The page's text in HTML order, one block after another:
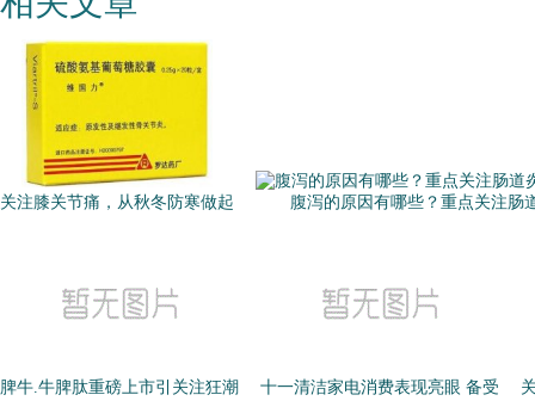
关注膝关节痛，从秋冬防寒做起 腹泻的原因有哪些？重点关注肠
脾牛.牛脾肽重磅上市引关注狂潮 十一清洁家电消费表现亮眼 备受